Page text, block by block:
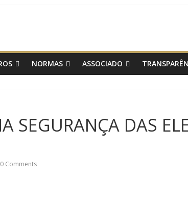
NORMAS ASSOCIADO
SEGURANÇA DAS
0 Comments